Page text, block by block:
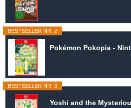
BESTSELLER NR. 2
Pokémon Pokopia -
BESTSELLER NR. 3
Yoshi and the